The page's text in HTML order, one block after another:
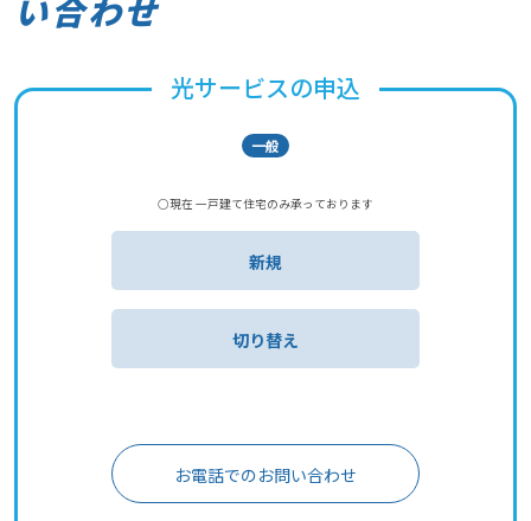
い合わせ
光サービスの申込
一般
○現在 一戸建て住宅のみ承っております
新規
切り替え
お電話でのお問い合わせ